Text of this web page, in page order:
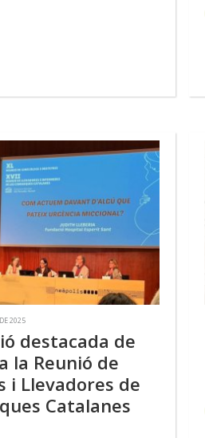
2025
destacada de
la Reunió de
i Llevadores de
Catalanes